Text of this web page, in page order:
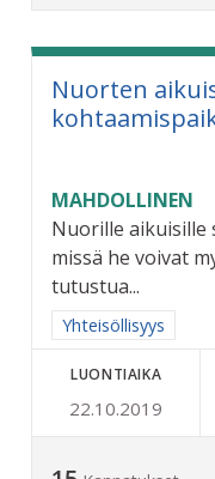
Nuorten
MAHDOLLINEN
Nuorille aikuisille
missä he voivat
tutustua...
Rajaa tulokset
Yhteisöllisyys
LUONTIAIKA
22.10.2019